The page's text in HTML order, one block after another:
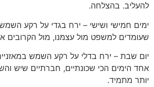
להעליב. בהצלחה.
ימים חמישי ושישי – ירח בגדי על רקע
שעומדים למשפט מול עצמנו, מול הקרובים
יום שבת – ירח בדלי על רקע השמש
אחד הימים הכי שכונתיים, חברתיים שיש
יותר מתמיד.